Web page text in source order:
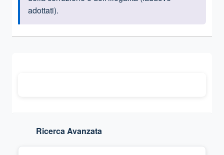
adottati).
Ricerca Avanzata